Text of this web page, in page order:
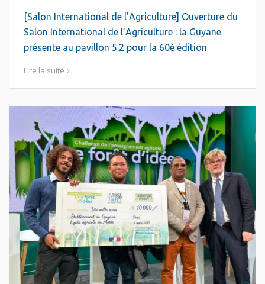
[Salon International de l’Agriculture] Ouverture du
Salon International de l’Agriculture : la Guyane
présente au pavillon 5.2 pour la 60è édition
Lire la suite